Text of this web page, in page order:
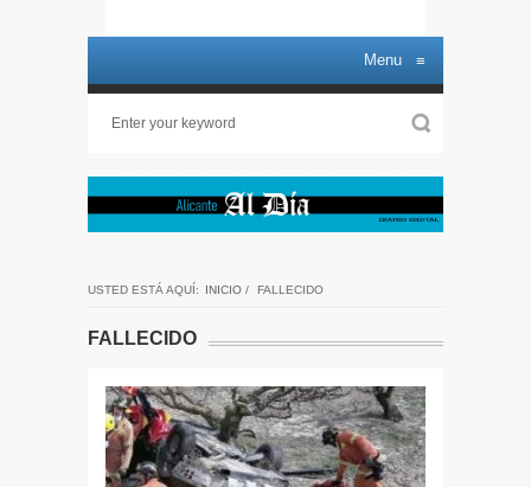
Menu ≡
USTED ESTÁ AQUÍ: INICIO / FALLECIDO
FALLECIDO